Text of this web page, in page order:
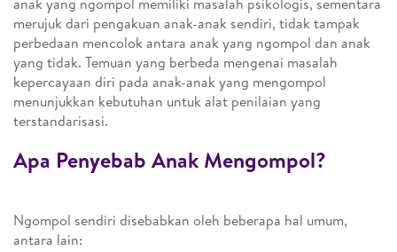
merujuk dari pengakuan anak-anak sendiri, tidak tampak
perbedaan mencolok antara anak yang ngompol dan anak
yang tidak. Temuan yang berbeda mengenai masalah
kepercayaan diri pada anak-anak yang mengompol
menunjukkan kebutuhan untuk alat penilaian yang
terstandarisasi.
Apa Penyebab Anak Mengompol?
Ngompol sendiri disebabkan oleh beberapa hal umum,
antara lain: